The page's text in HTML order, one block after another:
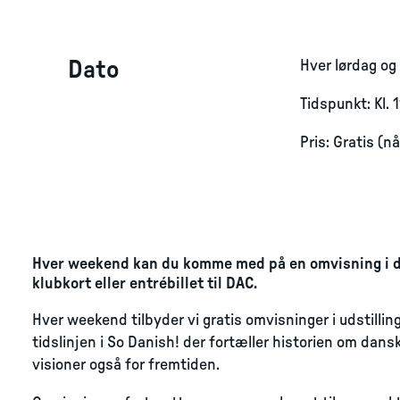
Dato Hver lørdag
Tidspunkt: Kl.
Pris: Gratis
Hver weekend kan du komme med på en
klubkort eller entrébillet til DAC.
Hver weekend tilbyder vi gratis omvisninger i
tidslinjen i So Danish! der fortæller historien om
visioner også for fremtiden.